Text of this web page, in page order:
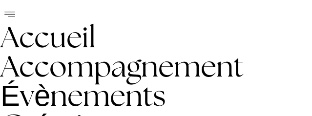
Accueil
Accompagnement
Évènements